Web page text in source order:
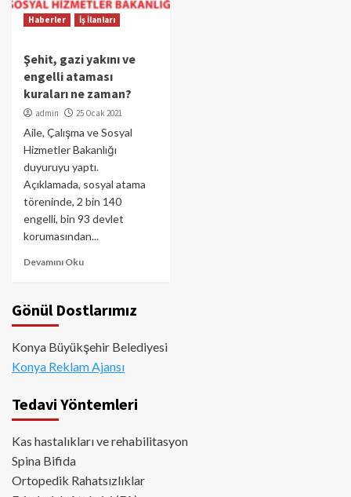
Haberler İş İlanları
Şehit, gazi yakını ve
engelli ataması
kuraları ne zaman?
admin 25 Ocak 2021
Aile, Çalışma ve Sosyal
Hizmetler Bakanlığı
duyuruyu yaptı.
Açıklamada, sosyal atama
töreninde, 2 bin 140
engelli, bin 93 devlet
korumasından...
Devamını Oku
Gönül Dostlarımız
Konya Büyükşehir Belediyesi
Konya Reklam Ajansı
Tedavi Yöntemleri
Kas hastalıkları ve rehabilitasyon
Spina Bifida
Ortopedik Rahatsızlıklar